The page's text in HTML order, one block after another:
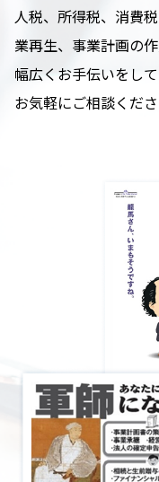
人税、所得税、消費
業再生、事業計画の
幅広くお手伝いをして
お気軽にご相談くださ